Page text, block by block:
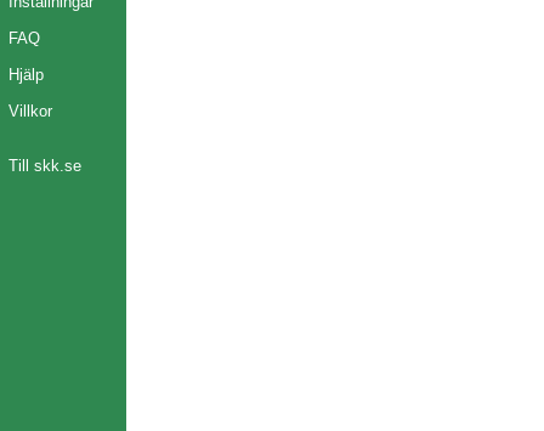
FAQ
Hjälp
Villkor
Till skk.se